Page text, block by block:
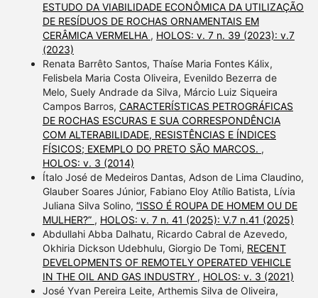
ESTUDO DA VIABILIDADE ECONÔMICA DA UTILIZAÇÃO
DE RESÍDUOS DE ROCHAS ORNAMENTAIS EM
CERÂMICA VERMELHA , HOLOS: v. 7 n. 39 (2023): v.7
(2023)
Renata Barrêto Santos, Thaíse Maria Fontes Kálix,
Felisbela Maria Costa Oliveira, Evenildo Bezerra de
Melo, Suely Andrade da Silva, Márcio Luiz Siqueira
Campos Barros, CARACTERÍSTICAS PETROGRÁFICAS
DE ROCHAS ESCURAS E SUA CORRESPONDÊNCIA
COM ALTERABILIDADE, RESISTÊNCIAS E ÍNDICES
FÍSICOS; EXEMPLO DO PRETO SÃO MARCOS. ,
HOLOS: v. 3 (2014)
Ítalo José de Medeiros Dantas, Adson de Lima Claudino,
Glauber Soares Júnior, Fabiano Eloy Atílio Batista, Lívia
Juliana Silva Solino, “ISSO É ROUPA DE HOMEM OU DE
MULHER?” , HOLOS: v. 7 n. 41 (2025): V.7 n.41 (2025)
Abdullahi Abba Dalhatu, Ricardo Cabral de Azevedo,
Okhiria Dickson Udebhulu, Giorgio De Tomi, RECENT
DEVELOPMENTS OF REMOTELY OPERATED VEHICLE
IN THE OIL AND GAS INDUSTRY , HOLOS: v. 3 (2021)
José Yvan Pereira Leite, Arthemis Silva de Oliveira,